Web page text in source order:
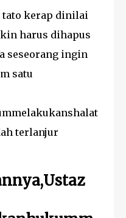
tato kerap dinilai
harus dihapus
seseorang ingin
satu
terlanjur